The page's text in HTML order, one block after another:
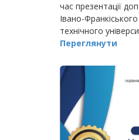
час презентації
Івано-
технічного
проф.
Переглянути